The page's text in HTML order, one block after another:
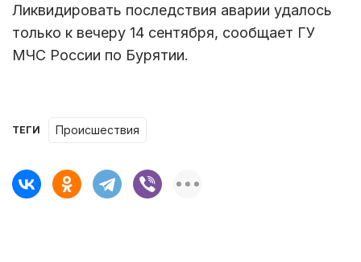
Ликвидировать последствия аварии удалось
только к вечеру 14 сентября, сообщает ГУ
МЧС России по Бурятии.
ТЕГИ происшествия